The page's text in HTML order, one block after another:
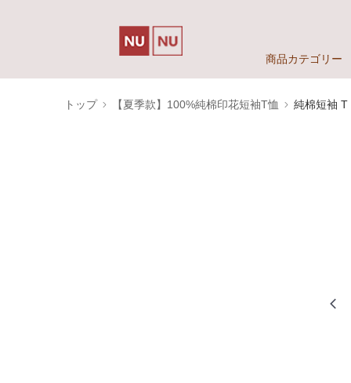
商品カテゴリー
トップ 【夏季款】100%純棉印花短袖T恤 純棉短袖 T